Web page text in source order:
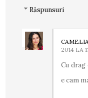
Răspunsuri
2014 LA
Cu
e cam